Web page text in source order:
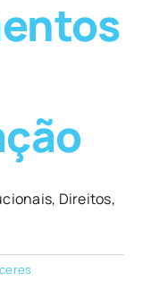
Direitos,